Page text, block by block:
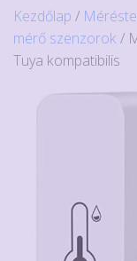
Kezdőlap /
mérő szenzorok /
Tuya kompatibilis